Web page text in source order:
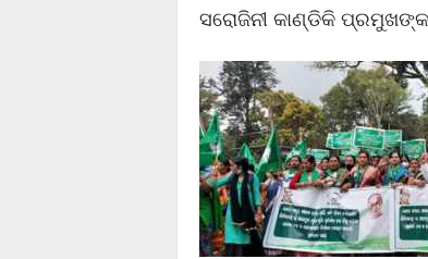
ସରୋଜିନୀ କାଣ୍ଡିକି ପ୍ରମୁଖଙ୍କ